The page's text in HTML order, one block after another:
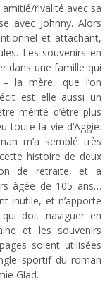
rivalité avec sa
avec Johnny. Alors
et attachant,
Les souvenirs en
dans une famille qui
la mère, que l’on
est elle aussi un
mérité d’être plus
toute la vie d’Aggie.
m’a semblé très
histoire de deux
de retraite, et a
âgée de 105 ans…
inutile, et n’apporte
doit naviguer en
et les souvenirs
soient utilisées
sportif du roman
Glad.